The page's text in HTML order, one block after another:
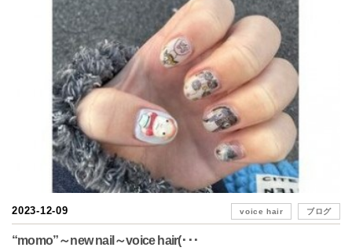
2023-12-09 voice hair ブログ
“momo”～new nail～voice hair(･･･